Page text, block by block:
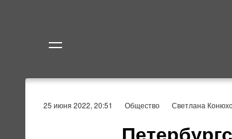
25 июня 2022, 20:51 Общество Светлана